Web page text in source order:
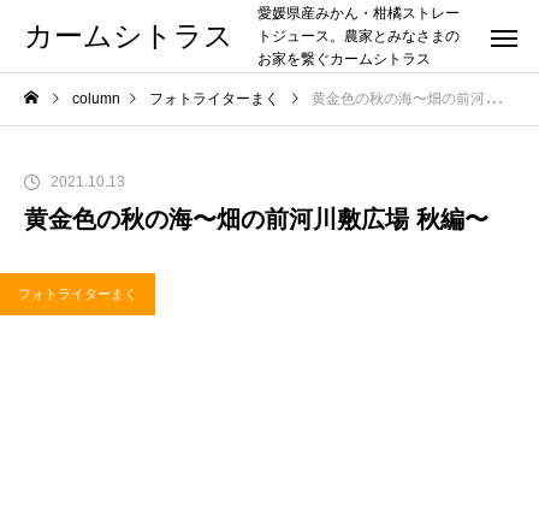
カームシトラス
愛媛県産みかん・柑橘ストレー
トジュース。農家とみなさまの
お家を繋ぐカームシトラス
column フォトライターまく 黄金色の秋の海〜畑の前河川敷広場 秋編〜
2021.10.13
黄金色の秋の海〜畑の前河川敷広場 秋編〜
フォトライターまく